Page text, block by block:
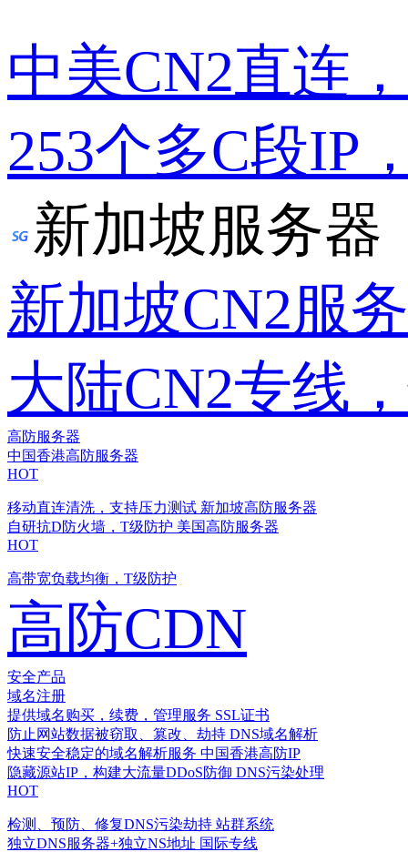
中美CN2直连
253个多C段IP
新加坡服务器
新加坡CN2服
大陆CN2专线
高防服务器
中国香港高防服务器
HOT
移动直连清洗，支持压力测试 新加坡高防服务器
自研抗D防火墙，T级防护 美国高防服务器
HOT
高带宽负载均衡，T级防护
高防CDN
安全产品
域名注册
提供域名购买，续费，管理服务 SSL证书
防止网站数据被窃取、篡改、劫持 DNS域名解析
快速安全稳定的域名解析服务 中国香港高防IP
隐藏源站IP，构建大流量DDoS防御 DNS污染处理
HOT
检测、预防、修复DNS污染劫持 站群系统
独立DNS服务器+独立NS地址 国际专线